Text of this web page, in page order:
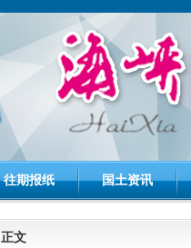
往期报纸 国土资讯
正文